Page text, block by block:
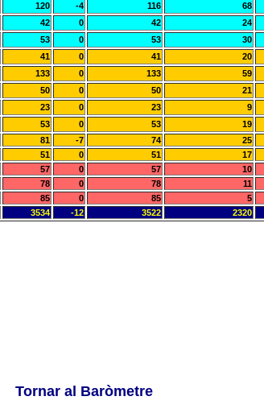
120 -4 116 68
42 0 42 24
53 0 53 30
41 0 41 20
133 0 133 59
50 0 50 21
23 0 23 9
53 0 53 19
81 -7 74 25
51 0 51 17
57 0 57 10
78 0 78 11
85 0 85 5
3534 -12 3522 2320
Tornar al Baròmetre